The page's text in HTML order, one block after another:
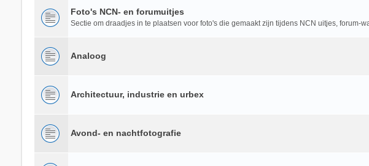
Foto's NCN- en forumuitjes
Sectie om draadjes in te plaatsen voor foto's die gemaakt zijn tijdens NCN uitjes, forum-
Analoog
Architectuur, industrie en urbex
Avond- en nachtfotografie